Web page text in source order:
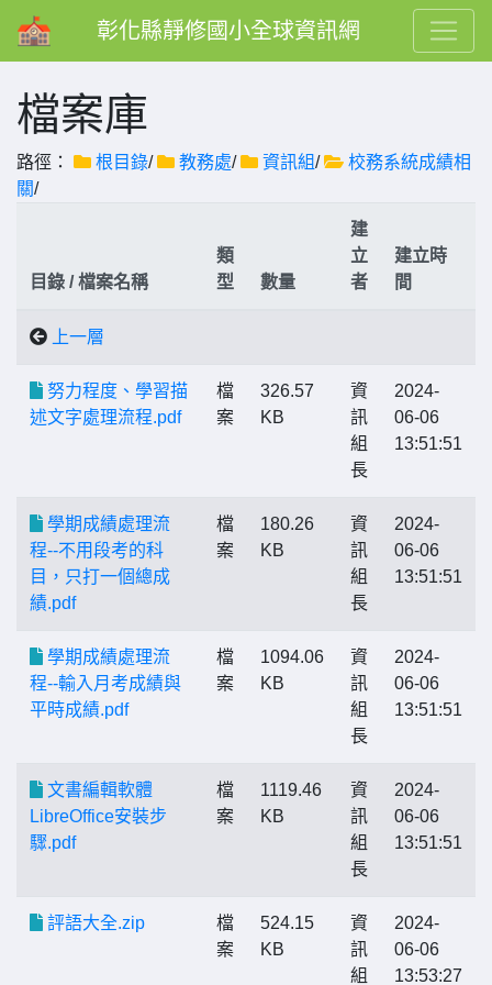
彰化縣靜修國小全球資訊網
檔案庫
路徑： 根目錄/ 教務處/ 資訊組/
校務系統成績相
關/
目錄 / 檔案名稱
類
型
數量
建
立
者
建立時
間
上一層
努力程度、學習描
述文字處理流程.pdf
檔
案
326.57
KB
資
訊
組
長
2024-
06-06
13:51:51
學期成績處理流
程--不用段考的科
目，只打一個總成
績.pdf
檔
案
180.26
KB
資
訊
組
長
2024-
06-06
13:51:51
學期成績處理流
程--輸入月考成績與
平時成績.pdf
檔
案
1094.06
KB
資
訊
組
長
2024-
06-06
13:51:51
文書編輯軟體
LibreOffice安裝步
驟.pdf
檔
案
1119.46
KB
資
訊
組
長
2024-
06-06
13:51:51
評語大全.zip
檔
案
524.15
KB
資
訊
組
2024-
06-06
13:53:27